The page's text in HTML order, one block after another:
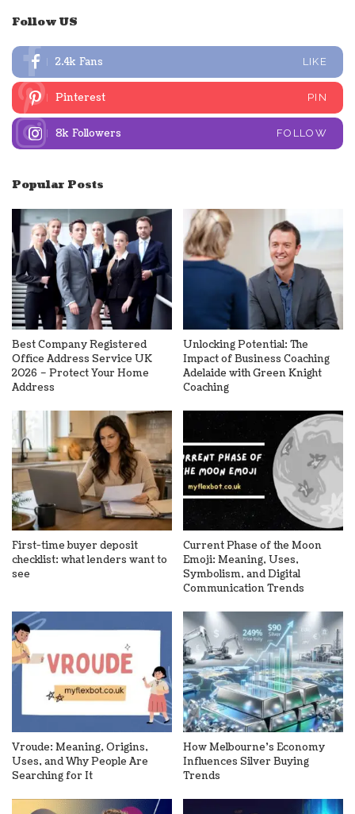
Follow US
2.4k Fans LIKE
Pinterest PIN
8k Followers FOLLOW
Popular Posts
Best Company Registered
Office Address Service UK
2026 – Protect Your Home
Address
Unlocking Potential: The
Impact of Business Coaching
Adelaide with Green Knight
Coaching
First-time buyer deposit
checklist: what lenders want to
see
Current Phase of the Moon
Emoji: Meaning, Uses,
Symbolism, and Digital
Communication Trends
Vroude: Meaning, Origins,
Uses, and Why People Are
Searching for It
How Melbourne’s Economy
Influences Silver Buying
Trends